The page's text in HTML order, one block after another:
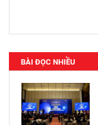
BÀI ĐỌC NHIỀU